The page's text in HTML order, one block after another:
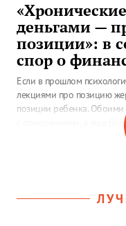
деньгами —
позиции»: в
спор о
Если в прошлом
лекциями про позицию
позиции ребенка.
с отношениями, а еще
мнения о такой
говорить об остальных